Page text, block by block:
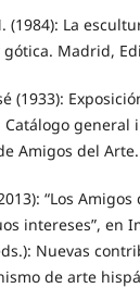
(1984): La
gótica. Madrid,
(1933):
general
Amigos del Arte.
“Los
intereses”, en
Nuevas
de arte